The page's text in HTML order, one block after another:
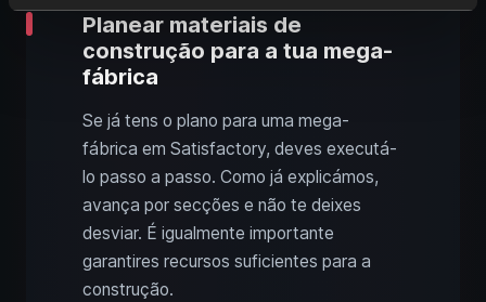
Planear materiais de
construção para a tua mega-
fábrica
Se já tens o plano para uma mega-
fábrica em Satisfactory, deves executá-
lo passo a passo. Como já explicámos,
avança por secções e não te deixes
desviar. É igualmente importante
garantires recursos suficientes para a
construção.